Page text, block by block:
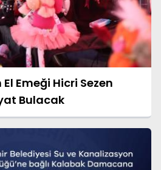
Emeği Hicri Sezen
Bulacak